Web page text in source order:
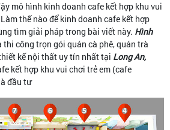
mô hình kinh doanh cafe kết hợp khu vui
thế nào để kinh doanh cafe kết hợp
tìm giải pháp trong bài viết này. Hình
công trọn gói quán cà phê, quán trà
kế nội thất uy tín nhất tại Long An,
kết hợp khu vui chơi trẻ em (cafe
đầu tư